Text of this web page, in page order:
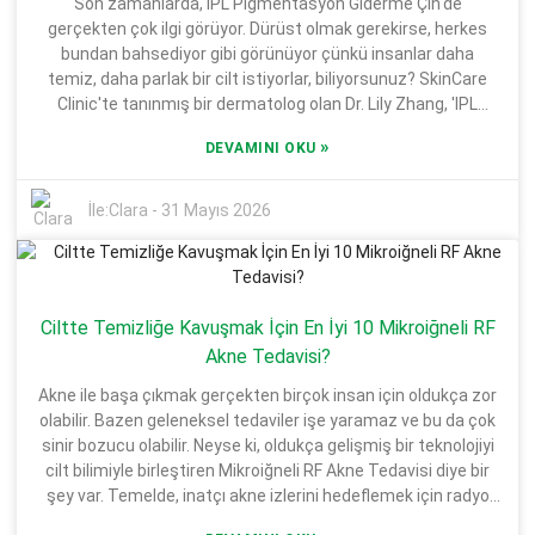
bilmekte fayda var. Elbette, birçok klinik bu teknolojinin ne
kadar harika olduğunu abartıyor, ancak denemeyi
düşünüyorsanız, önce araştırmanızı yapmanızda fayda var.
Deneyimli profesyonellerle konuşun—emin ellerde olmak
istersiniz! Etkinliği gerçekten tedaviyi kimin yaptığına bağlıdır,
bu nedenle Radyofrekans Mikroiğneleme (RF) tedavisinden
gerçekten çok ilgi görüyor. Dürüst olmak gerekirse, herkes
bundan bahsediyor gibi görünüyor çünkü insanlar daha
temiz, daha parlak bir cilt istiyorlar, biliyorsunuz? SkinCare
Clinic'te tanınmış bir dermatolog olan Dr. Lily Zhang, 'IPL
gerektirmeden eşit olmayan cilt tonlarıyla etkili bir şekilde
pigmentasyon lekelerini hedeflemek için yoğun ışık darbeleri
kullanıyor - birçok kişinin gerçekten faydalı bulduğu invaziv
olmayan bir seçenek. Daha fazla insan ciltlerini iyileştirmenin
etkili yollarını ararken, en iyi tedavilerin neler olduğunu
aydınlatmaya yardımcı olmakla kalmaz, aynı zamanda
özgüveninizi de artırabilir - hastaların sadece birkaç
duydum. Bununla birlikte, herkes aynı sonuçları almayabilir ve
bazen bazı geçici yan etkiler olabilir, bu nedenle herkese uyan
tek bir çözüm değildir. IPL Pigmentasyon Giderme alanının
tamamı sürekli değişiyor. Birçok klinik inanılmaz sonuçlar
vaat ediyor, ancak gerçek şu ki, kalite çok değişkenlik
gösterebiliyor. Güvenilir bir yer bulmak için araştırma yapmak
DEVAMINI OKU »
İle:Clara - 31 Mayıs 2026
Ciltte Temizliğe Kavuşmak İçin En İyi 10 Mikroiğneli RF
Akne Tedavisi?
Akne ile başa çıkmak gerçekten birçok insan için oldukça zor
olabilir. Bazen geleneksel tedaviler işe yaramaz ve bu da çok
sinir bozucu olabilir. Neyse ki, oldukça gelişmiş bir teknolojiyi
cilt bilimiyle birleştiren Mikroiğneli RF Akne Tedavisi diye bir
şey var. Temelde, inatçı akne izlerini hedeflemek için radyo